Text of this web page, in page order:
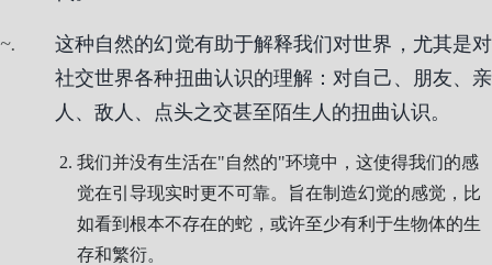
.
这种自然的幻觉有助于解释我们对世界，尤其是对
社交世界各种扭曲认识的理解：对自己、朋友、亲
人、敌人、点头之交甚至陌生人的扭曲认识。
我们并没有生活在"自然的"环境中，这使得我们的感
觉在引导现实时更不可靠。旨在制造幻觉的感觉，比
如看到根本不存在的蛇，或许至少有利于生物体的生
存和繁衍。